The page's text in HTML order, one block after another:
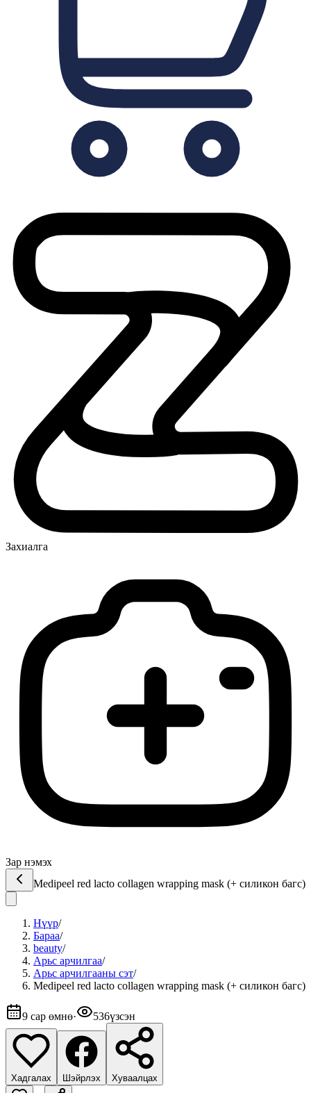
Захиалга
Зар нэмэх
Medipeel red lacto collagen wrapping mask (+ силикон багс)
Нүүр/
Бараа/
beauty/
Арьс арчилгаа/
Арьс арчилгааны сэт/
Medipeel red lacto collagen wrapping mask (+ силикон багс)
9 сар өмнө· 536үзсэн
Хадгалах Шэйрлэх Хуваалцах